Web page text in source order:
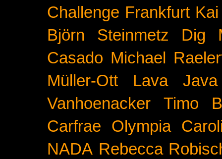
Challenge Frankfurt
Björn Steinmetz
Dig
Casado Michael
Müller-Ott
Lava Java
Vanhoenacker
Timo
Carfrae
Olympia
NADA Rebecca